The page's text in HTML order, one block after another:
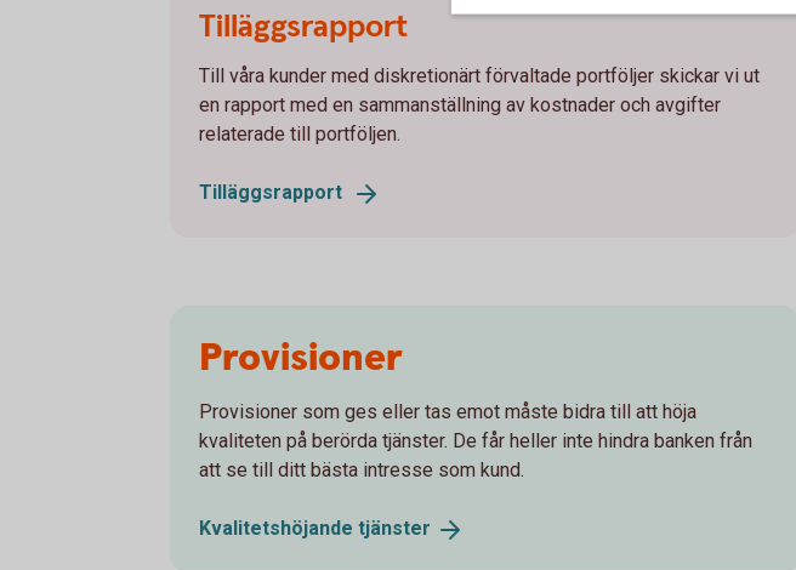
Tilläggsrapport
Till våra kunder med diskretionärt förvaltade portföljer skickar vi ut
en rapport med en sammanställning av kostnader och avgifter
relaterade till portföljen.
Tilläggsrapport
Provisioner
Provisioner som ges eller tas emot måste bidra till att höja
kvaliteten på berörda tjänster. De får heller inte hindra banken från
att se till ditt bästa intresse som kund.
Kvalitetshöjande tjänster